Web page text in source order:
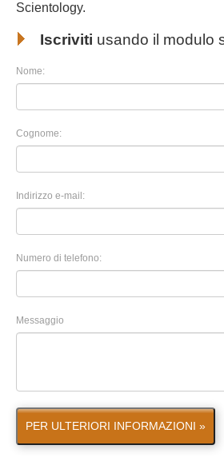
Scientology.
Iscriviti usando il modulo
Nome:
Cognome:
Indirizzo e-mail:
Numero di telefono:
Messaggio
PER ULTERIORI INFORMAZIONI »